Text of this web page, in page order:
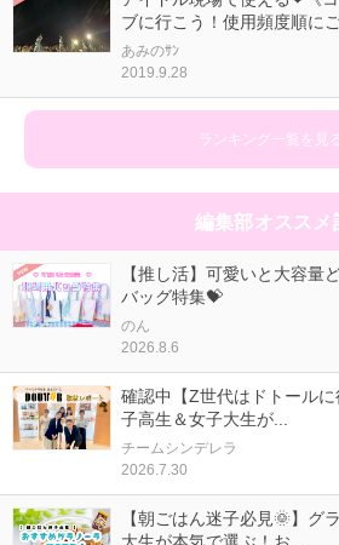
ブに行こう！使用頻度順に
あみのｻﾝ
2019.9.28
ランキング一覧を見
編集部オススメ
【推し活】可愛いと大容量
バッグ特集💝
のん
2026.8.6
確認中【Z世代はドトール
子高生＆女子大生が...
チームシンデレラ
2026.7.30
【朝ごはん迷子必見🌞】グ